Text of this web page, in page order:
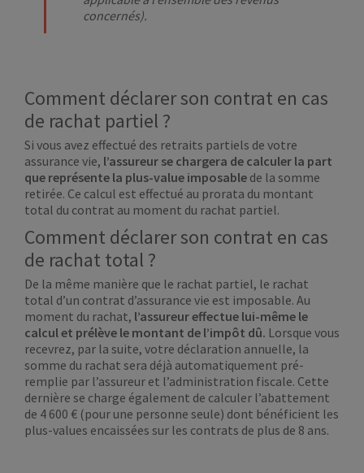
concernés).
Comment déclarer son contrat en cas
de rachat partiel ?
Si vous avez effectué des retraits partiels de votre
assurance vie, l’assureur se chargera de calculer la part
que représente la plus-value imposable de la somme
retirée. Ce calcul est effectué au prorata du montant
total du contrat au moment du rachat partiel.
Comment déclarer son contrat en cas
de rachat total ?
De la même manière que le rachat partiel, le rachat
total d’un contrat d’assurance vie est imposable. Au
moment du rachat, l’assureur effectue lui-même le
calcul et prélève le montant de l’impôt dû. Lorsque vous
recevrez, par la suite, votre déclaration annuelle, la
somme du rachat sera déjà automatiquement pré-
remplie par l’assureur et l’administration fiscale. Cette
dernière se charge également de calculer l’abattement
de 4 600 € (pour une personne seule) dont bénéficient les
plus-values encaissées sur les contrats de plus de 8 ans.